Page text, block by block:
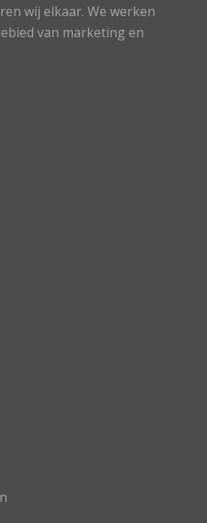
wij elkaar. We werken
van marketing en